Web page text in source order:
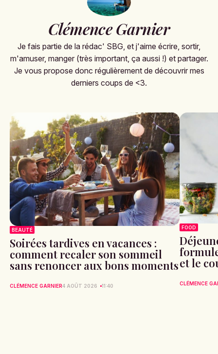
Clémence Garnier
Je fais partie de la rédac' SBG, et j'aime écrire, sortir,
m'amuser, manger (très important, ça aussi !) et partager.
Je vous propose donc régulièrement de découvrir mes
derniers coups de <3.
BEAUTÉ
Soirées tardives en vacances :
comment recaler son sommeil
sans renoncer aux bons moments
CLÉMENCE GARNIER4 AOÛT 2026 11:40
FOOD
et le
CLÉMENCE